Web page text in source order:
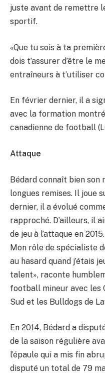
juste avant de remettre
sportif.
«Que tu sois à ta
dois t’assurer d’être le
entraîneurs à t’utiliser
En février dernier, il a
avec la formation
canadienne de football
Attaque
Bédard connaît bien son
longues remises. Il joue
dernier, il a évolué
rapproché. D’ailleurs, il
de jeu à l’attaque en
Mon rôle de spécialiste
au hasard quand j’étais
talent», raconte
football mineur avec les
Sud et les Bulldogs de
En 2014, Bédard a
de la saison régulière
l’épaule qui a mis fin
disputé un total de 79